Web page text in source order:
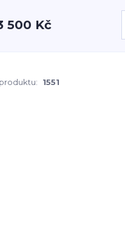
500 Kč
1551